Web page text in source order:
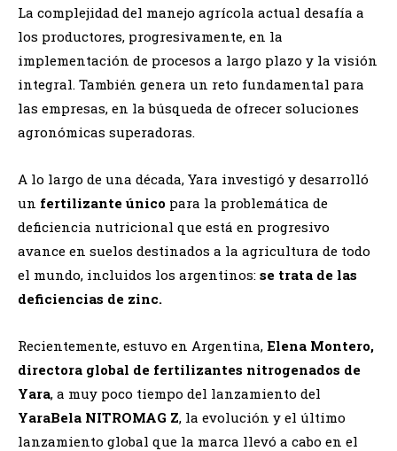
La complejidad del manejo agrícola actual desafía a
los productores, progresivamente, en la
implementación de procesos a largo plazo y la visión
integral. También genera un reto fundamental para
las empresas, en la búsqueda de ofrecer soluciones
agronómicas superadoras.
A lo largo de una década, Yara investigó y desarrolló
un fertilizante único para la problemática de
deficiencia nutricional que está en progresivo
avance en suelos destinados a la agricultura de todo
el mundo, incluidos los argentinos: se trata de las
deficiencias de zinc.
Recientemente, estuvo en Argentina, Elena Montero,
directora global de fertilizantes nitrogenados de
Yara, a muy poco tiempo del lanzamiento del
YaraBela NITROMAG Z, la evolución y el último
lanzamiento global que la marca llevó a cabo en el